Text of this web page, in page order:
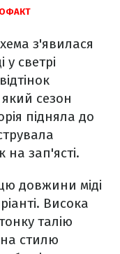
з'явилася
светрі
сезон
підняла до
зап'ясті.
довжини міді
Висока
талію
стилю